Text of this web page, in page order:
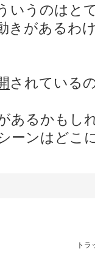
いうのはと
があるわ
されている
あるかもし
ーンはどこ
トラ